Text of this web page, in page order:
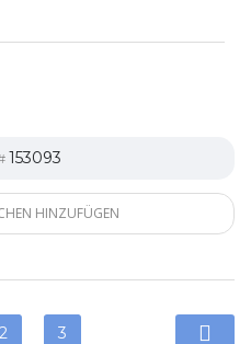
153093
HINZUFÜGEN
2 3